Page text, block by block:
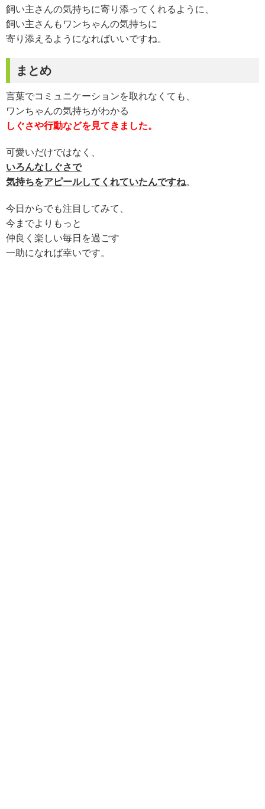
飼い主さんの気持ちに寄り添ってくれるように、
飼い主さんもワンちゃんの気持ちに
寄り添えるようになればいいですね。
まとめ
言葉でコミュニケーションを取れなくても、
ワンちゃんの気持ちがわかる
しぐさや行動などを見てきました。
可愛いだけではなく、
いろんなしぐさで
気持ちをアピールしてくれていたんですね。
今日からでも注目してみて、
今までよりもっと
仲良く楽しい毎日を過ごす
一助になれば幸いです。